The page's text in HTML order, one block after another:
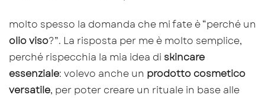
molto spesso la domanda che mi fate è “perché un
olio viso?”. La risposta per me è molto semplice,
perché rispecchia la mia idea di skincare
essenziale: volevo anche un prodotto cosmetico
versatile, per poter creare un rituale in base alle